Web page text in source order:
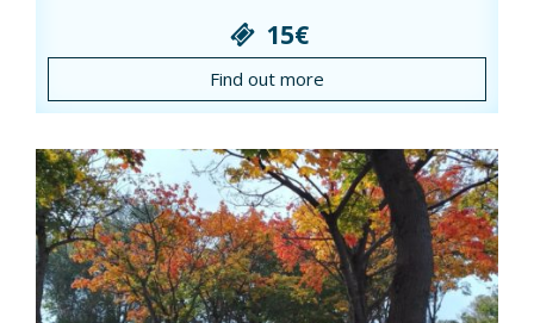
15€
Find out more